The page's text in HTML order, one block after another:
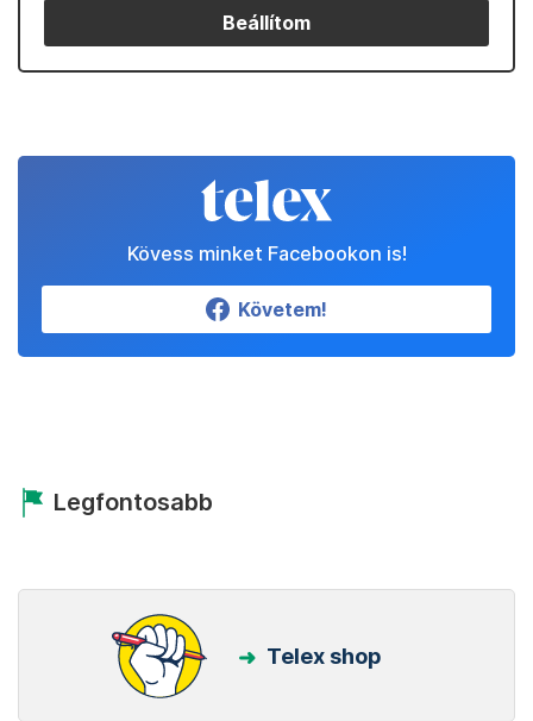
Beállítom
Kövess minket Facebookon is!
Követem!
Legfontosabb
Telex shop